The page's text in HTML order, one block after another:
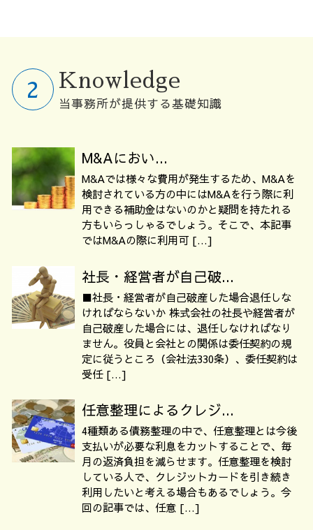
Knowledge
当事務所が提供する基礎知識
M&Aにおい...
M&Aでは様々な費用が発生するため、M&Aを
検討されている方の中にはM&Aを行う際に利
用できる補助金はないのかと疑問を持たれる
方もいらっしゃるでしょう。そこで、本記事
ではM&Aの際に利用可 […]
社長・経営者が自己破...
■社長・経営者が自己破産した場合退任しな
ければならないか 株式会社の社長や経営者が
自己破産した場合には、退任しなければなり
ません。役員と会社との関係は委任契約の規
定に従うところ（会社法330条）、委任契約は
受任 […]
任意整理によるクレジ...
4種類ある債務整理の中で、任意整理とは今後
支払いが必要な利息をカットすることで、毎
月の返済負担を減らせます。任意整理を検討
している人で、クレジットカードを引き続き
利用したいと考える場合もあるでしょう。今
回の記事では、任意 […]